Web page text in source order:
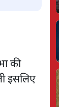
की
इसलिए